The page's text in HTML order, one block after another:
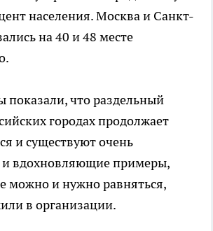
населения. Москва и Санкт-
на 40 и 48 месте
показали, что раздельный
городах продолжает
и существуют очень
вдохновляющие примеры,
можно и нужно равняться,
в организации.